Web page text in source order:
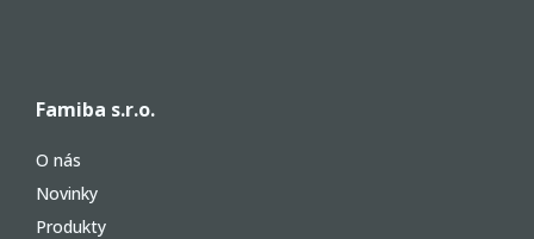
Famiba s.r.o.
O nás
Novinky
Produkty